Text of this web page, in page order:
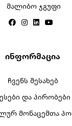
მალიბო ჯგუფი
Ინფორმაცია
ჩვენს შესახებ
და პირობები
მონაცემთა